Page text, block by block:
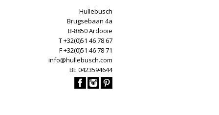
Hullebusch
Brugsebaan 4a
B-8850 Ardooie
T +32(0)51 46 78 67
F +32(0)51 46 78 71
info@hullebusch.com
BE 0423594644